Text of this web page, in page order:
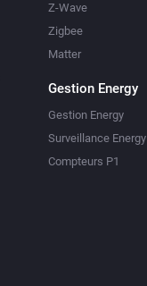
Z-Wave
Zigbee
Matter
Gestion Energy
Gestion Energy
Surveillance Energy
Compteurs P1